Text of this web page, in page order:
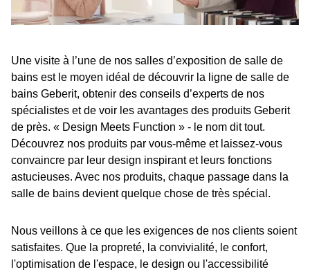
Une visite à l’une de nos salles d’exposition de salle de
bains est le moyen idéal de découvrir la ligne de salle de
bains Geberit, obtenir des conseils d’experts de nos
spécialistes et de voir les avantages des produits Geberit
de près. « Design Meets Function » - le nom dit tout.
Découvrez nos produits par vous-même et laissez-vous
convaincre par leur design inspirant et leurs fonctions
astucieuses. Avec nos produits, chaque passage dans la
salle de bains devient quelque chose de très spécial.
Nous veillons à ce que les exigences de nos clients soient
satisfaites. Que la propreté, la convivialité, le confort,
l'optimisation de l'espace, le design ou l'accessibilité